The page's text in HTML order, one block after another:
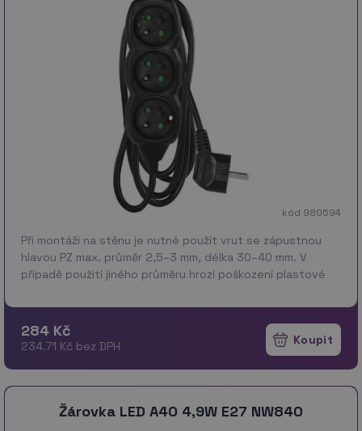
kód 980594
Při montáži na stěnu je nutné použít vrut se zápustnou
hlavou PZ max. průměr 2,5–3 mm, délka 30–40 mm. V
případě použití jiného průměru hrozí poškození plastové
284 Kč
234.71 Kč bez DPH
Žárovka LED A40 4,9W E27 NW840